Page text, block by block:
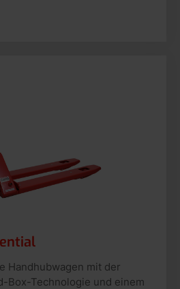
Handhubwagen mit der
Box-Technologie und einem